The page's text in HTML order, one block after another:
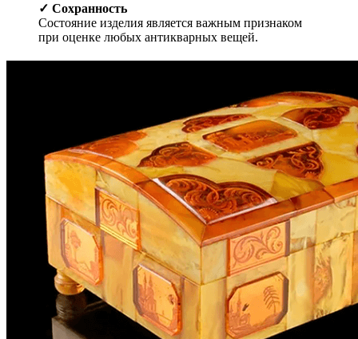
✓ Сохранность
Состояние изделия является важным признаком
при оценке любых антикварных вещей.